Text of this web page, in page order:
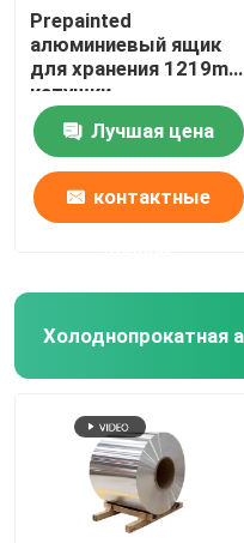
Prepainted
алюминиевый ящик
для хранения 1219mm
катушки
холоднокатаной
стали цинка крена
катушки
Лучшая цена
контактные